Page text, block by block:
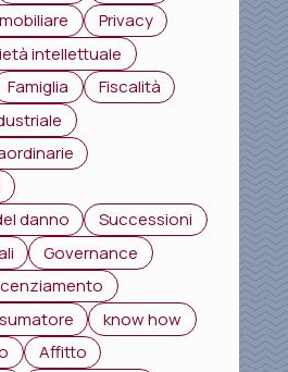
Privacy
intellettuale
Famiglia
Fiscalità
danno
Successioni
Governance
know how
Affitto